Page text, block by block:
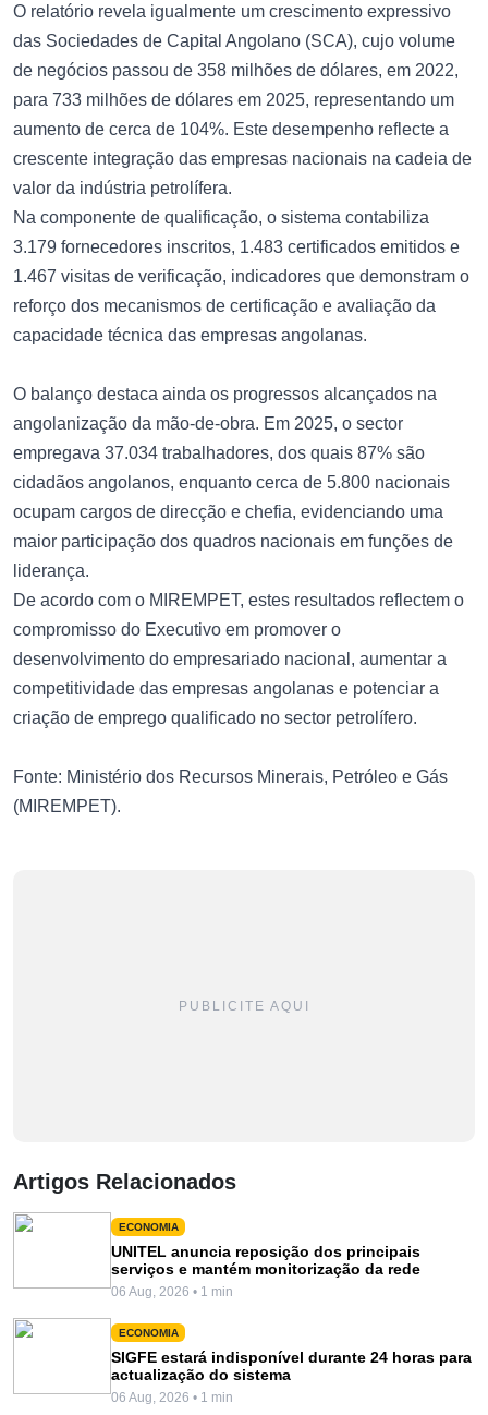
O relatório revela igualmente um crescimento expressivo
das Sociedades de Capital Angolano (SCA), cujo volume
de negócios passou de 358 milhões de dólares, em 2022,
para 733 milhões de dólares em 2025, representando um
aumento de cerca de 104%. Este desempenho reflecte a
crescente integração das empresas nacionais na cadeia de
valor da indústria petrolífera.
Na componente de qualificação, o sistema contabiliza
3.179 fornecedores inscritos, 1.483 certificados emitidos e
1.467 visitas de verificação, indicadores que demonstram o
reforço dos mecanismos de certificação e avaliação da
capacidade técnica das empresas angolanas.
O balanço destaca ainda os progressos alcançados na
angolanização da mão-de-obra. Em 2025, o sector
empregava 37.034 trabalhadores, dos quais 87% são
cidadãos angolanos, enquanto cerca de 5.800 nacionais
ocupam cargos de direcção e chefia, evidenciando uma
maior participação dos quadros nacionais em funções de
liderança.
De acordo com o MIREMPET, estes resultados reflectem o
compromisso do Executivo em promover o
desenvolvimento do empresariado nacional, aumentar a
competitividade das empresas angolanas e potenciar a
criação de emprego qualificado no sector petrolífero.
Fonte: Ministério dos Recursos Minerais, Petróleo e Gás
(MIREMPET).
PUBLICITE AQUI
Artigos Relacionados
ECONOMIA
UNITEL anuncia reposição dos principais
serviços e mantém monitorização da rede
06 Aug, 2026 • 1 min
ECONOMIA
SIGFE estará indisponível durante 24 horas para
actualização do sistema
06 Aug, 2026 • 1 min